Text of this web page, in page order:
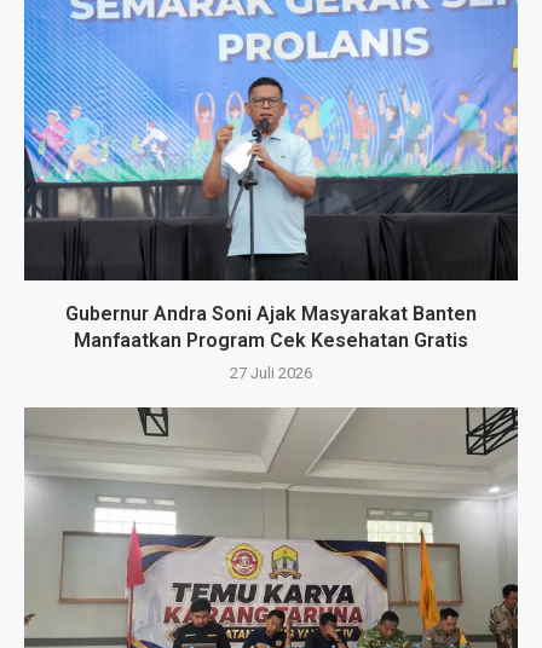
Gubernur Andra Soni Ajak Masyarakat Banten
Manfaatkan Program Cek Kesehatan Gratis
27 Juli 2026